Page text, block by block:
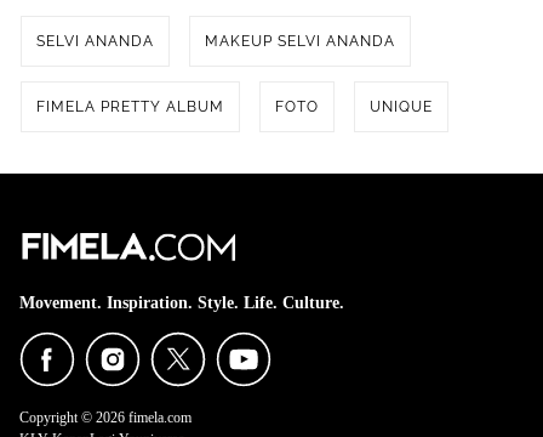
SELVI ANANDA MAKEUP SELVI ANANDA
FIMELA PRETTY ALBUM FOTO UNIQUE
Movement. Inspiration. Style. Life. Culture.
Copyright © 2026 fimela.com